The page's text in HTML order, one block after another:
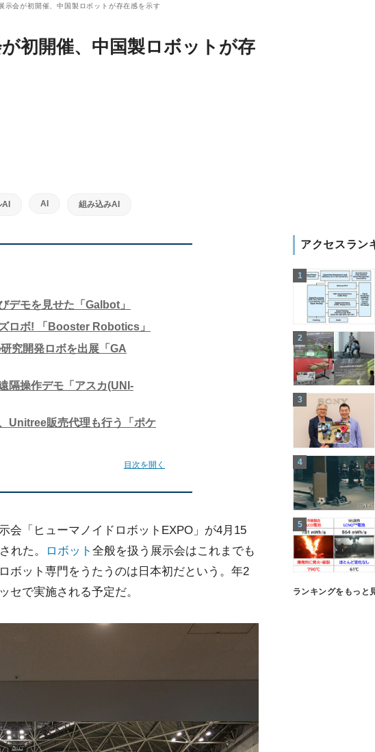
示会が初開催、中国製ロボットが存在感を示す
初開催、中国製ロボットが存
AI 組み込みAI
デモを見せた「Galbot」
ロボ! 「Booster Robotics」
究開発ロボを出展「GA
隔操作デモ「アスカ(UNI-
Unitree販売代理も行う「ポケ
目次を開く
会「ヒューマノイドロボットEXPO」が4月15
れた。
ロボット 全般を扱う展示会はこれまでも
ボット専門をうたうのは日本初だという。年2
セで実施される予定だ。
アクセスラン
ランキングをもっと